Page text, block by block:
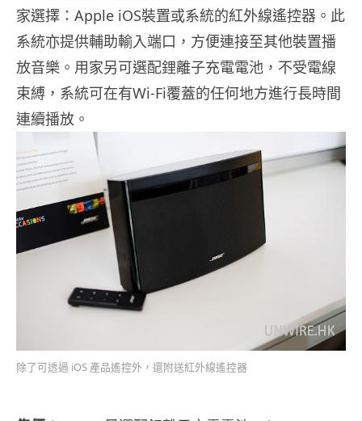
家選擇：Apple iOS裝置或系統的紅外線遙控器。此
系統亦提供輔助輸入端口，方便連接至其他裝置播
放音樂。用家另可選配鋰離子充電電池，不受電線
束縛，系統可在有Wi-Fi覆蓋的任何地方進行長時間
連續播放。
除了可透過 iOS 產品遙控外，還附送紅外線遙控器